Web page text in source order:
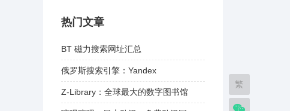
热门文章
BT 磁力搜索网址汇总
俄罗斯搜索引擎：Yandex
Z-Library：全球最大的数字图书馆
繁